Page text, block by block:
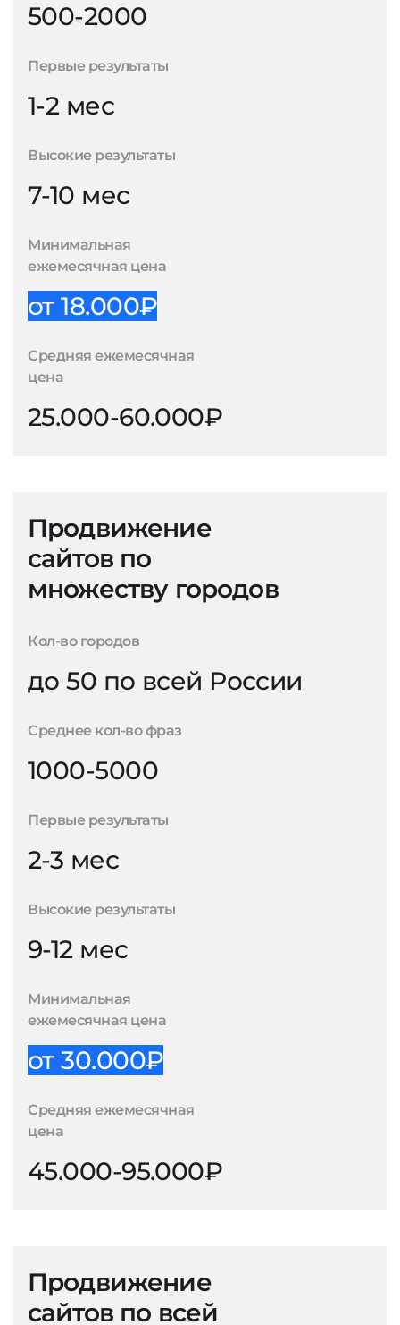
500-2000
Первые результаты
1-2 мес
Высокие результаты
7-10 мес
Минимальная
ежемесячная цена
от 18.000₽
Средняя ежемесячная
цена
25.000-60.000₽
Продвижение
сайтов по
множеству городов
Кол-во городов
до 50 по всей России
Среднее кол-во фраз
1000-5000
Первые результаты
2-3 мес
Высокие результаты
9-12 мес
Минимальная
ежемесячная цена
от 30.000₽
Средняя ежемесячная
цена
45.000-95.000₽
Продвижение
сайтов по всей